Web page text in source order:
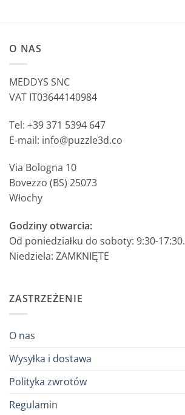
O NAS
MEDDYS SNC
VAT IT03644140984
Tel: +39 371 5394 647
E-mail: info@puzzle3d.co
Via Bologna 10
Bovezzo (BS) 25073
Włochy
Godziny otwarcia:
Od poniedziałku do soboty: 9:30-17:30.
Niedziela: ZAMKNIĘTE
ZASTRZEŻENIE
O nas
Wysyłka i dostawa
Polityka zwrotów
Regulamin